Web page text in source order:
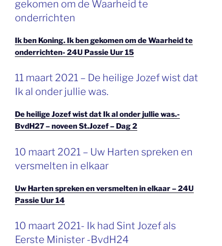
gekomen om de Waarheid te
onderrichten
Ik ben Koning. Ik ben gekomen om de Waarheid te
onderrichten- 24U Passie Uur 15
GEPLAATST
OP
11 maart 2021 – De heilige Jozef wist dat
Ik al onder jullie was.
De heilige Jozef wist dat Ik al onder jullie was.-
BvdH27 – noveen St.Jozef – Dag 2
GEPLAATST
OP
10 maart 2021 – Uw Harten spreken en
versmelten in elkaar
Uw Harten spreken en versmelten in elkaar – 24U
Passie Uur 14
GEPLAATST
OP
10 maart 2021- Ik had Sint Jozef als
Eerste Minister -BvdH24